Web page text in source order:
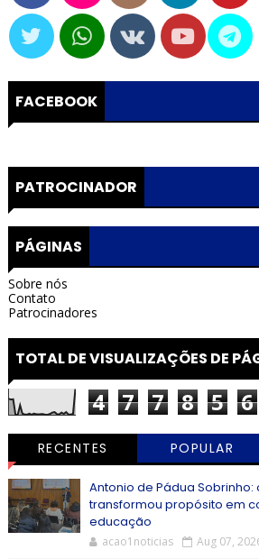
FACEBOOK
PATROCINADOR
PÁGINAS
Sobre nós
Contato
Patrocinadores
TOTAL DE VISUALIZAÇÕES DE
4 7 7 8 5 6
RECENTES POPULAR
Antonio de Pádua Sobrinho:
transformou propósito em
educação
acao1noticias Aug 07,